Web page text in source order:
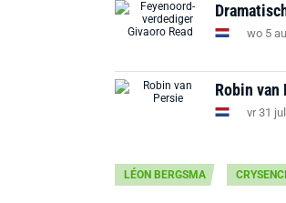
wo 5
Robin van
vr 31
LÉON BERGSMA